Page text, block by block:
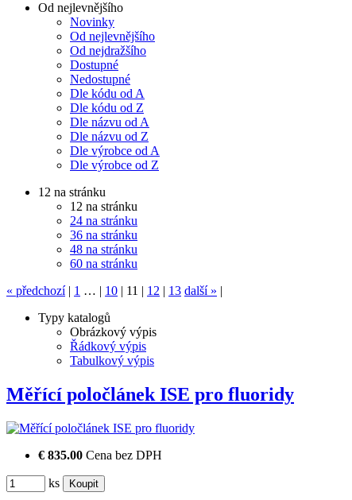
Od nejlevnějšího
Novinky
Od nejlevnějšího
Od nejdražšího
Dostupné
Nedostupné
Dle kódu od A
Dle kódu od Z
Dle názvu od A
Dle názvu od Z
Dle výrobce od A
Dle výrobce od Z
12 na stránku
12 na stránku
24 na stránku
36 na stránku
48 na stránku
60 na stránku
« předchozí 1 … 10 11 12 13 další »
Typy katalogů
Obrázkový výpis
Řádkový výpis
Tabulkový výpis
Měřící poločlánek ISE pro fluoridy
€ 835.00 Cena bez DPH
ks